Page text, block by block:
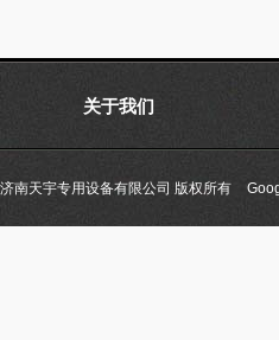
关于我们
济南天宇专用设备有限公司 版权所有